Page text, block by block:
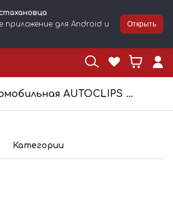
приложение для Android и
Открыть
Клипса автомобильная AUTOCLIPS GM, Lexus, Mitsubishi, Toyota 10084-1
Категории